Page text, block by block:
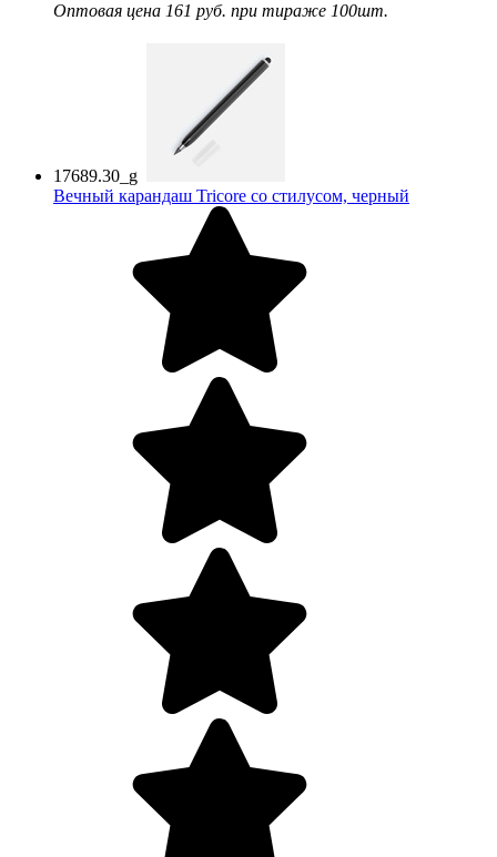
Оптовая цена 161 руб. при тираже 100шт.
17689.30_g
Вечный карандаш Tricore со стилусом, черный